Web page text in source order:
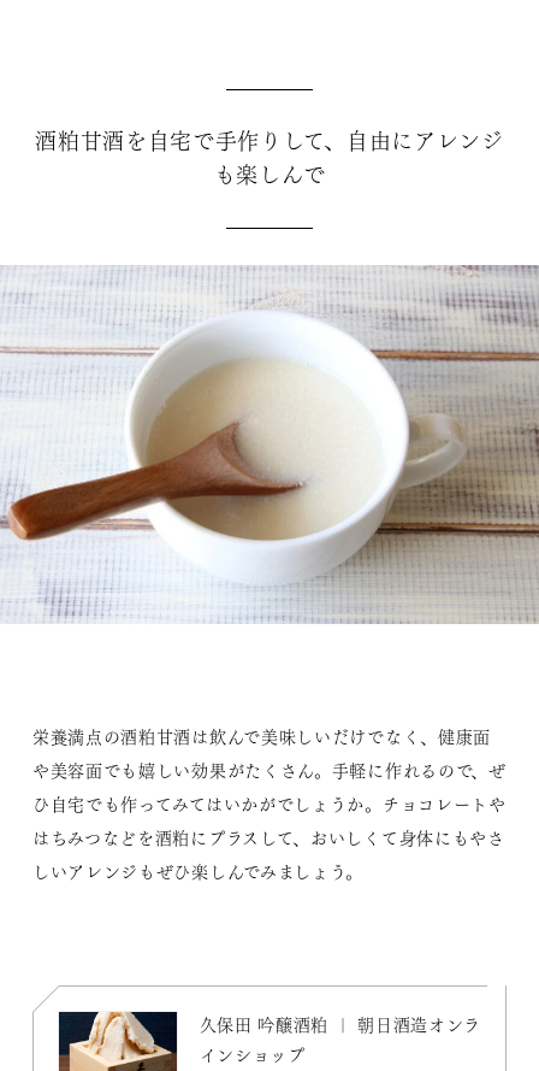
酒粕甘酒を自宅で手作りして、自由にアレンジ
も楽しんで
栄養満点の酒粕甘酒は飲んで美味しいだけでなく、健康面
や美容面でも嬉しい効果がたくさん。手軽に作れるので、ぜ
ひ自宅でも作ってみてはいかがでしょうか。チョコレートや
はちみつなどを酒粕にプラスして、おいしくて身体にもやさ
しいアレンジもぜひ楽しんでみましょう。
久保田 吟醸酒粕 ｜ 朝日酒造オンラ
インショップ